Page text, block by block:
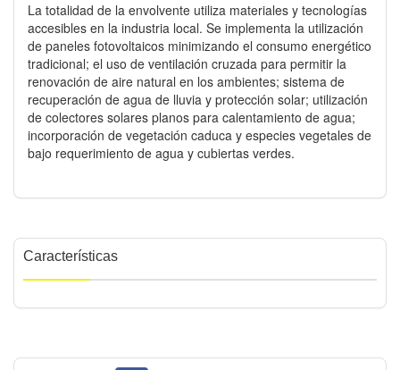
La totalidad de la envolvente utiliza materiales y tecnologías
accesibles en la industria local. Se implementa la utilización
de paneles fotovoltaicos minimizando el consumo energético
tradicional; el uso de ventilación cruzada para permitir la
renovación de aire natural en los ambientes; sistema de
recuperación de agua de lluvia y protección solar; utilización
de colectores solares planos para calentamiento de agua;
incorporación de vegetación caduca y especies vegetales de
bajo requerimiento de agua y cubiertas verdes.
Características